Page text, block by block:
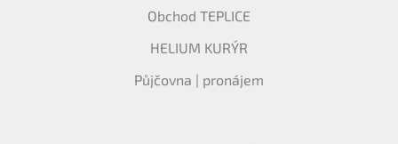
Obchod TEPLICE
HELIUM KURÝR
Půjčovna | pronájem